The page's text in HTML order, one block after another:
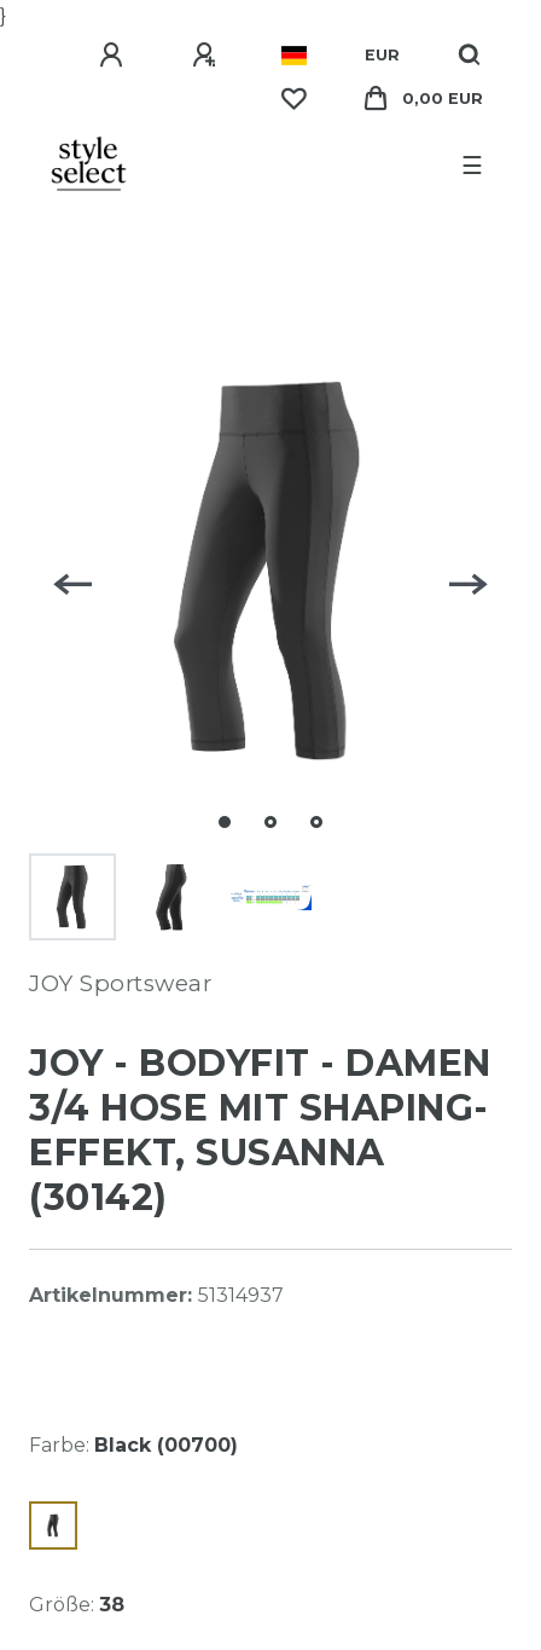
}
EUR
0,00 EUR
☰
JOY Sportswear
JOY - BODYFIT - DAMEN
3/4 HOSE MIT SHAPING-
EFFEKT, SUSANNA
(30142)
Artikelnummer: 51314937
Farbe: Black (00700)
Größe: 38